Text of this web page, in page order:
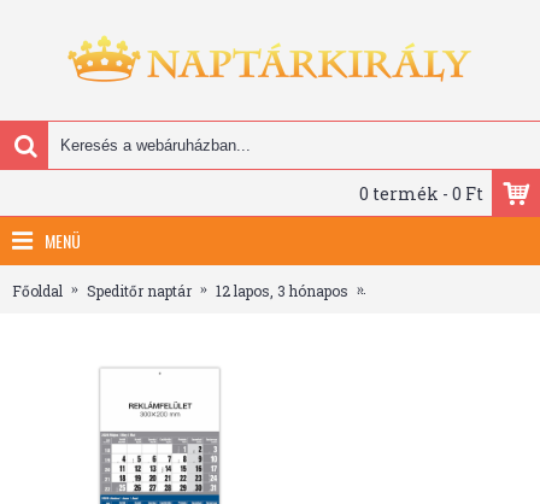
0 termék - 0 Ft
MENÜ
Főoldal Speditőr naptár 12 lapos, 3 hónapos